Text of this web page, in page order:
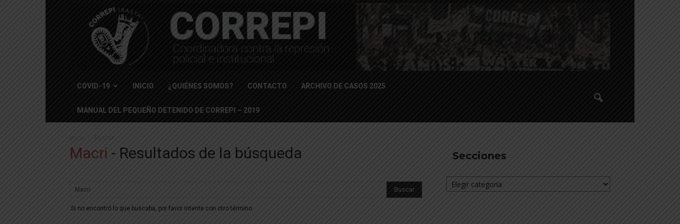
COVID-19 INICIO ¿QUIÉNES SOMOS? CONTACTO ARCHIVO DE CASOS 2025
MANUAL DEL PEQUEÑO DETENIDO DE CORREPI – 2019
Inicio Buscar
Macri - Resultados de la búsqueda
Si no encontró lo que buscaba, por favor intente con otro término
Secciones
Secciones